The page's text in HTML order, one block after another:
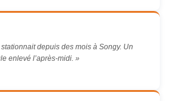
depuis des mois à Songy. Un
enlevé l’après-midi. »